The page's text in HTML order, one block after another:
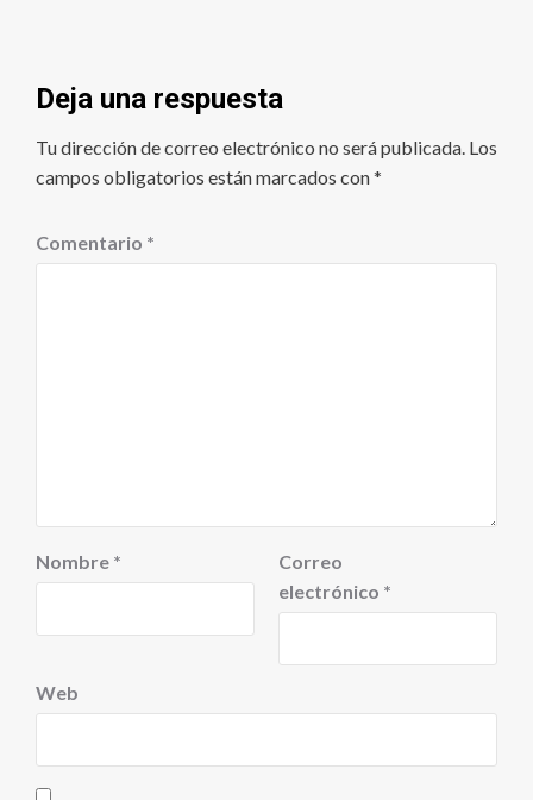
Deja una respuesta
Tu dirección de correo electrónico no será publicada. Los
campos obligatorios están marcados con*
Comentario *
Nombre *
Correo
electrónico *
Web